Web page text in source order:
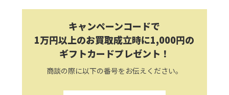
キャンペーンコードで
1万円以上のお買取成立時に1,000円の
ギフトカードプレゼント！
商談の際に以下の番号をお伝えください。